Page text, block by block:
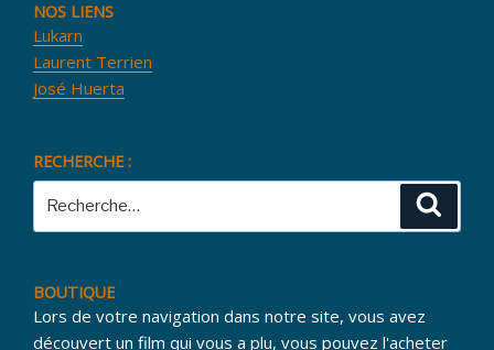
NOS LIENS
Lukarn
Laurent Terrien
José Huerta
RECHERCHE :
BOUTIQUE
Lors de votre navigation dans notre site, vous avez
découvert un film qui vous a plu, vous pouvez l'acheter